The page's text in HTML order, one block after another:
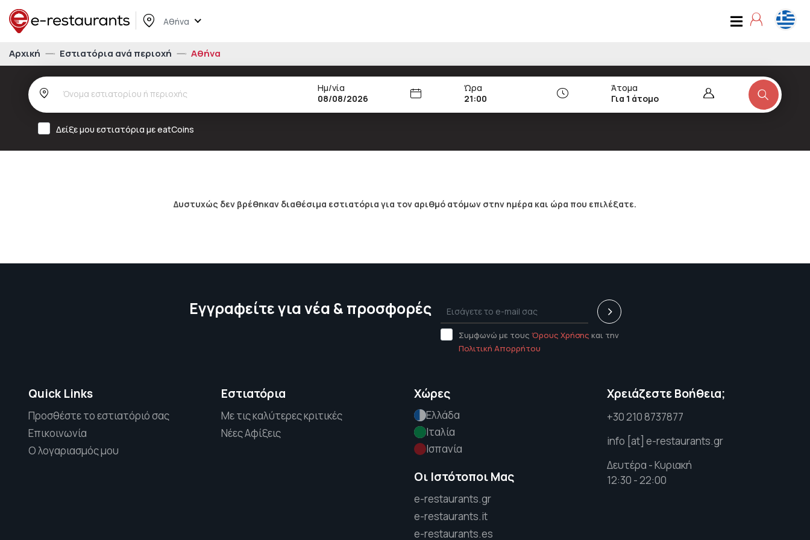
Αθήνα
Αρχική Εστιατόρια ανά περιοχή Αθήνα
Ημ/νία
Ώρα
21:00
Άτομα
Για 1 άτομο
Δείξε μου εστιατόρια με eatCoins
Δυστυχώς δεν βρέθηκαν διαθέσιμα εστιατόρια για τον αριθμό ατόμων στην ημέρα και ώρα που επιλέξατε.
Εγγραφείτε για νέα & προσφορές
Συμφωνώ με τους Όρους Χρήσης και την
Πολιτική Απορρήτου
Quick Links
Προσθέστε το εστιατόριό σας
Επικοινωνία
Ο λογαριασμός μου
Εστιατόρια
Με τις καλύτερες κριτικές
Νέες Αφίξεις
Χώρες
Ελλάδα
Ιταλία
Ισπανία
Οι Ιστότοποι Μας
e-restaurants.gr
e-restaurants.it
e-restaurants.es
Χρειάζεστε Βοήθεια;
+30 210 8737877
info [at] e-restaurants.gr
Δευτέρα - Κυριακή
12:30 - 22:00